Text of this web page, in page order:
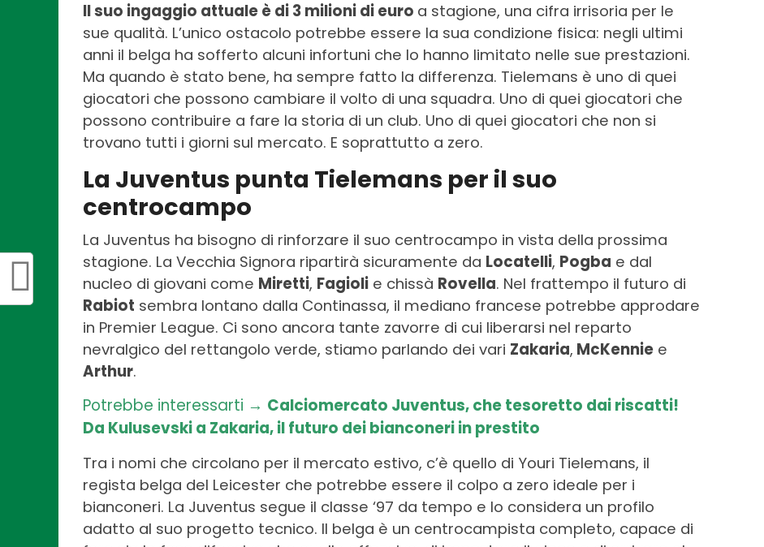
Il suo ingaggio attuale è di 3 milioni di euro a stagione, una cifra irrisoria per le
sue qualità. L’unico ostacolo potrebbe essere la sua condizione fisica: negli ultimi
anni il belga ha sofferto alcuni infortuni che lo hanno limitato nelle sue prestazioni.
Ma quando è stato bene, ha sempre fatto la differenza. Tielemans è uno di quei
giocatori che possono cambiare il volto di una squadra. Uno di quei giocatori che
possono contribuire a fare la storia di un club. Uno di quei giocatori che non si
trovano tutti i giorni sul mercato. E soprattutto a zero.
La Juventus punta Tielemans per il suo
centrocampo
La Juventus ha bisogno di rinforzare il suo centrocampo in vista della prossima
stagione. La Vecchia Signora ripartirà sicuramente da Locatelli, Pogba e dal
nucleo di giovani come Miretti, Fagioli e chissà Rovella. Nel frattempo il futuro di
Rabiot sembra lontano dalla Continassa, il mediano francese potrebbe approdare
in Premier League. Ci sono ancora tante zavorre di cui liberarsi nel reparto
nevralgico del rettangolo verde, stiamo parlando dei vari Zakaria, McKennie e
Arthur.
Potrebbe interessarti → Calciomercato Juventus, che tesoretto dai riscatti!
Da Kulusevski a Zakaria, il futuro dei bianconeri in prestito
Tra i nomi che circolano per il mercato estivo, c’è quello di Youri Tielemans, il
regista belga del Leicester che potrebbe essere il colpo a zero ideale per i
bianconeri. La Juventus segue il classe ‘97 da tempo e lo considera un profilo
adatto al suo progetto tecnico. Il belga è un centrocampista completo, capace di